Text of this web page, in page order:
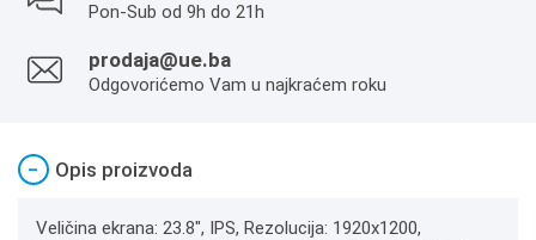
Pon-Sub od 9h do 21h
prodaja@ue.ba
Odgovorićemo Vam u najkraćem roku
− Opis proizvoda
Veličina ekrana: 23.8", IPS, Rezolucija: 1920x1200,